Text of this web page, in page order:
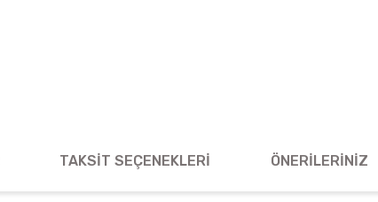
TAKSIT SEÇENEKLERI ÖNERILERINIZ